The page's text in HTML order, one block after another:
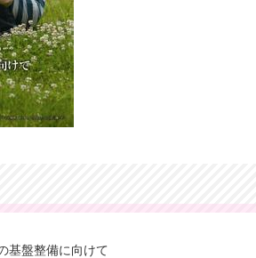
基盤整備に向けて